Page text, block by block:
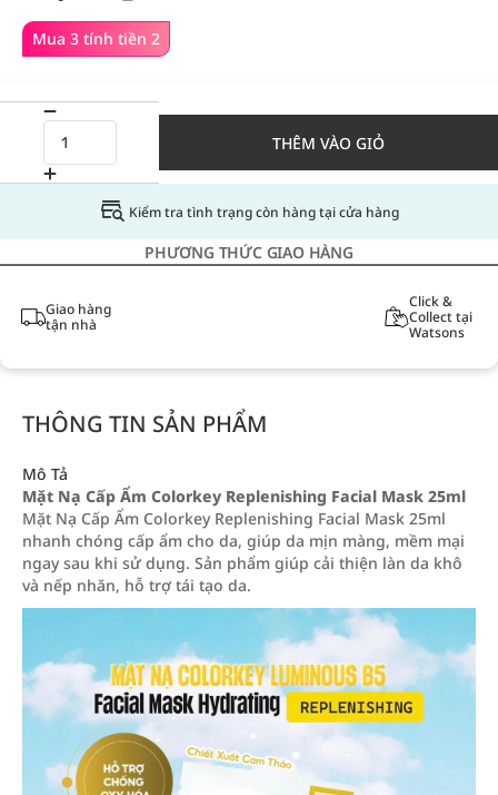
Mua 3 tính tiền 2
THÊM VÀO GIỎ
Kiểm tra tình trạng còn hàng tại cửa hàng
PHƯƠNG THỨC GIAO HÀNG
Giao hàng
tận nhà
Click &
Collect tại
Watsons
THÔNG TIN SẢN PHẨM
Mô Tả
Mặt Nạ Cấp Ẩm Colorkey Replenishing Facial Mask 25ml
Mặt Nạ Cấp Ẩm Colorkey Replenishing Facial Mask 25ml
nhanh chóng cấp ẩm cho da, giúp da mịn màng, mềm mại
ngay sau khi sử dụng. Sản phẩm giúp cải thiện làn da khô
và nếp nhăn, hỗ trợ tái tạo da.